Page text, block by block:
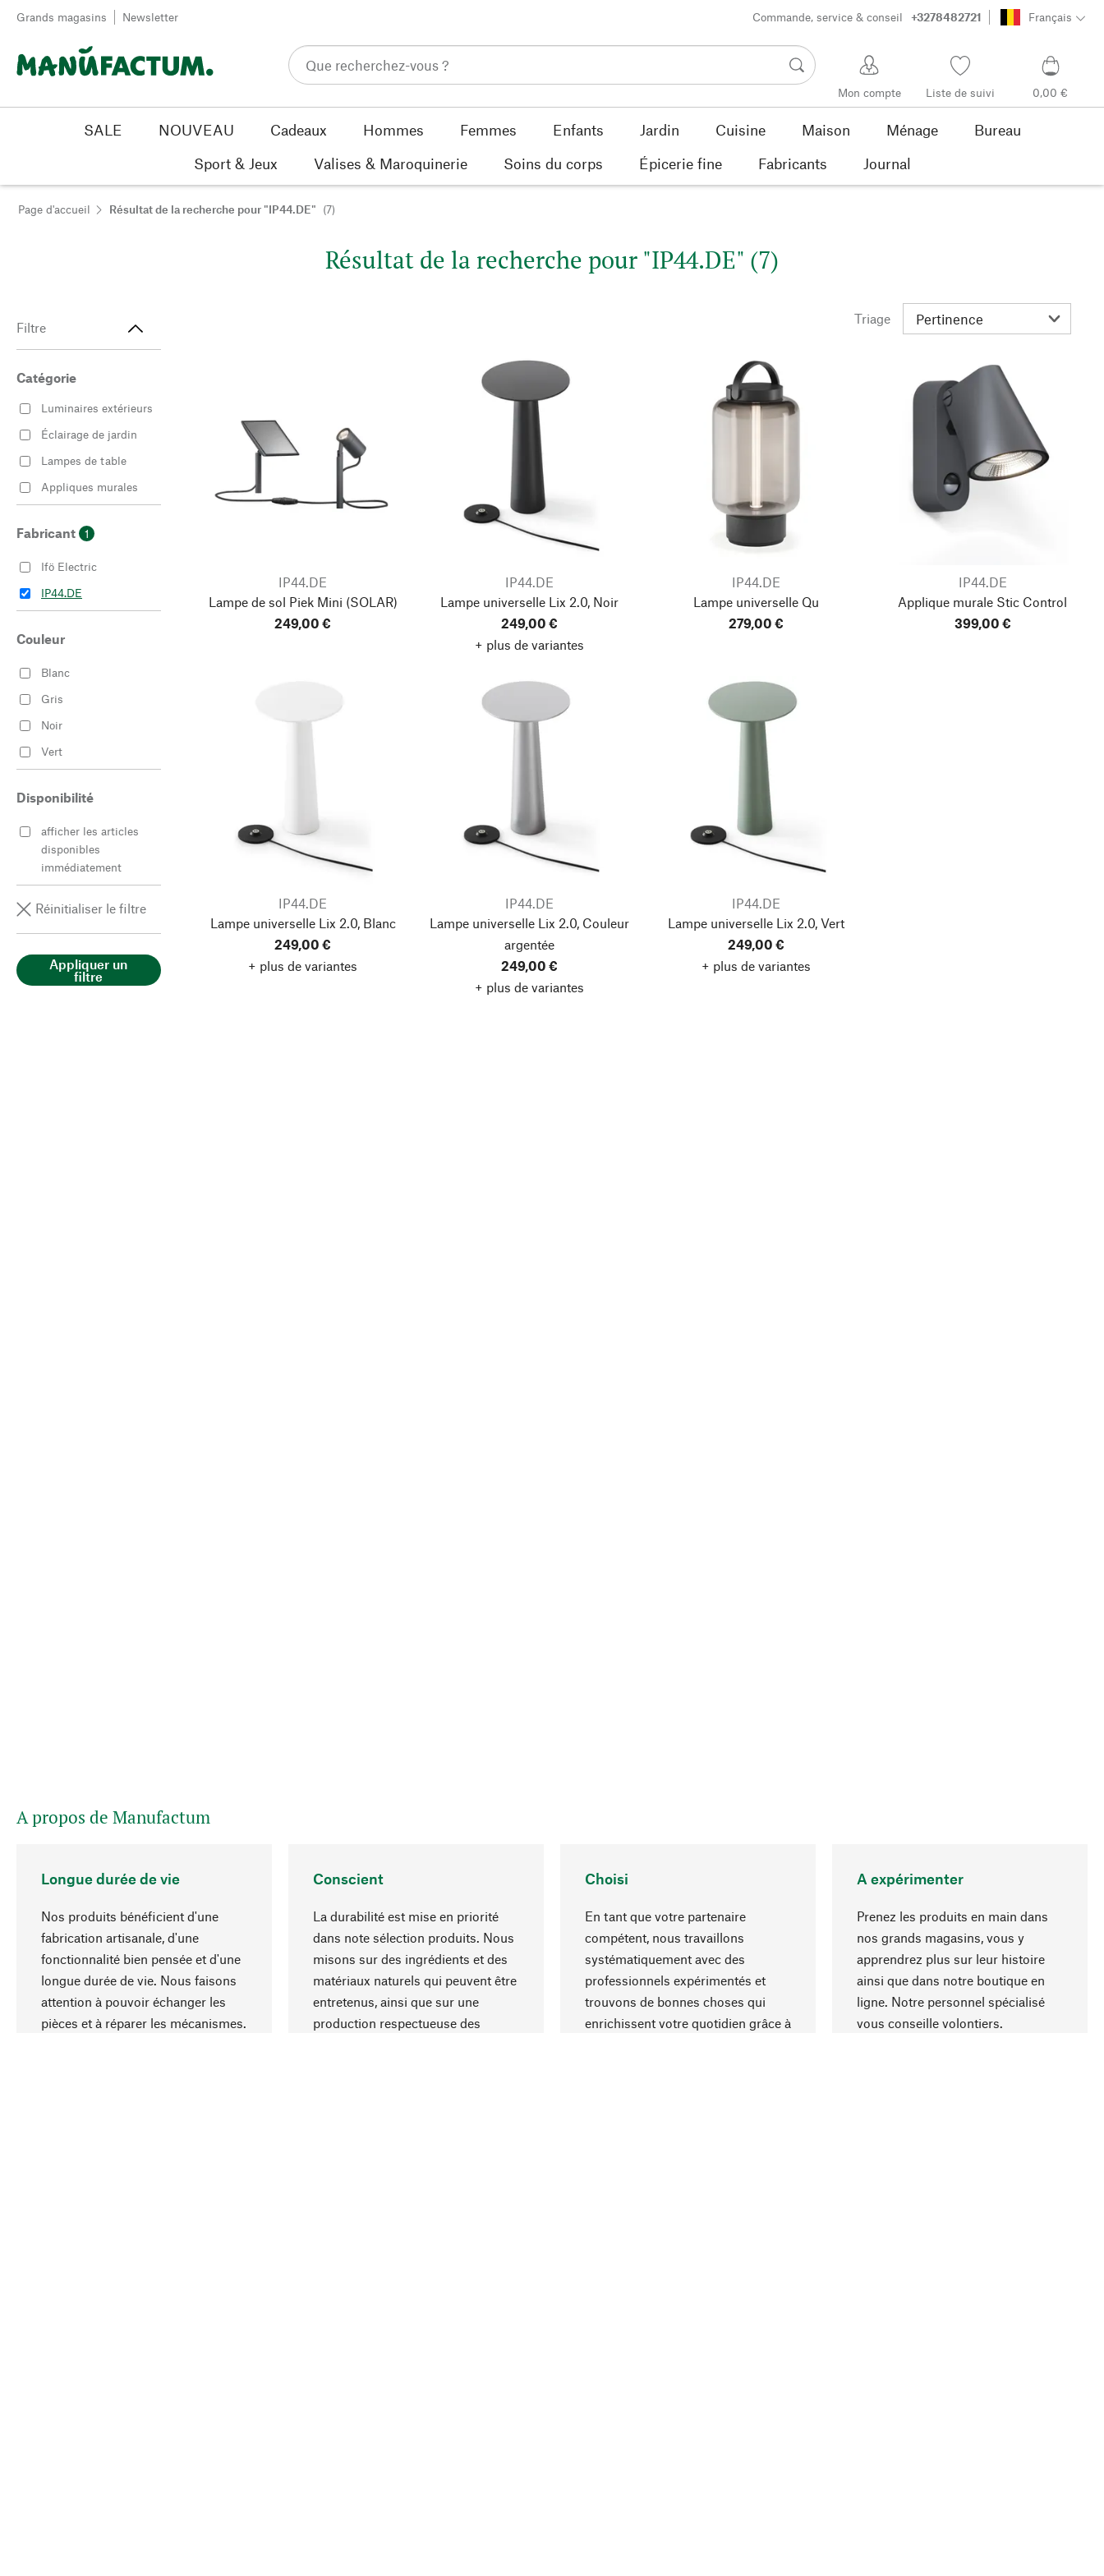
Passer au contenu
Grands magasins Newsletter Commande, service & conseil +3278482721 Français
Mon compte Liste de suivi 0,00 €
SALE NOUVEAU Cadeaux Hommes Femmes Enfants Jardin Cuisine Maison Ménage
Bureau
Sport & Jeux
Valises & Maroquinerie Soins du corps Épicerie fine Fabricants Journal
Page d'accueil Résultat de la recherche pour "IP44.DE" (7)
Résultat de la recherche pour "IP44.DE" (7)
Filtre
Catégorie
Luminaires extérieurs
Éclairage de jardin
Lampes de table
Appliques murales
Fabricant 1
Ifö Electric
IP44.DE
Couleur
Blanc
Gris
Noir
Vert
Disponibilité
afficher les articles
disponibles
immédiatement
Réinitialiser le filtre
Appliquer un
filtre
Triage
IP44.DE
Lampe de sol Piek Mini (SOLAR)
249,00 €
IP44.DE
Lampe universelle Lix 2.0, Noir
249,00 €
+ plus de variantes
IP44.DE
Lampe universelle Qu
279,00 €
IP44.DE
Applique murale Stic Control
399,00 €
IP44.DE
Lampe universelle Lix 2.0, Blanc
249,00 €
+ plus de variantes
IP44.DE
Lampe universelle Lix 2.0, Couleur
argentée
249,00 €
+ plus de variantes
IP44.DE
Lampe universelle Lix 2.0, Vert
249,00 €
+ plus de variantes
A propos de Manufactum
Longue durée de vie
Nos produits bénéficient d'une
fabrication artisanale, d'une
fonctionnalité bien pensée et d'une
longue durée de vie. Nous faisons
attention à pouvoir échanger les
pièces et à réparer les mécanismes.
Conscient
La durabilité est mise en priorité
dans note sélection produits. Nous
misons sur des ingrédients et des
matériaux naturels qui peuvent être
entretenus, ainsi que sur une
production respectueuse des
Choisi
En tant que votre partenaire
compétent, nous travaillons
systématiquement avec des
professionnels expérimentés et
trouvons de bonnes choses qui
enrichissent votre quotidien grâce à
A expérimenter
Prenez les produits en main dans
nos grands magasins, vous y
apprendrez plus sur leur histoire
ainsi que dans notre boutique en
ligne. Notre personnel spécialisé
vous conseille volontiers.